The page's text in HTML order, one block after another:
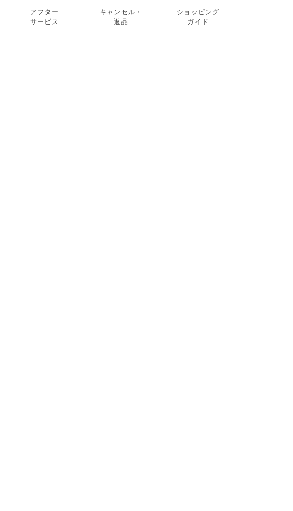
アフター
サービス
キャンセル・
返品
ショッピング
ガイド